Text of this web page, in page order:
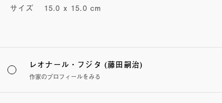
サイズ
15.0 x 15.0 cm
レオナール・フジタ (藤田嗣治)
作家のプロフィールをみる